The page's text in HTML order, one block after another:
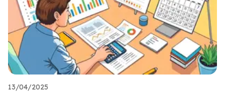
13/04/2025